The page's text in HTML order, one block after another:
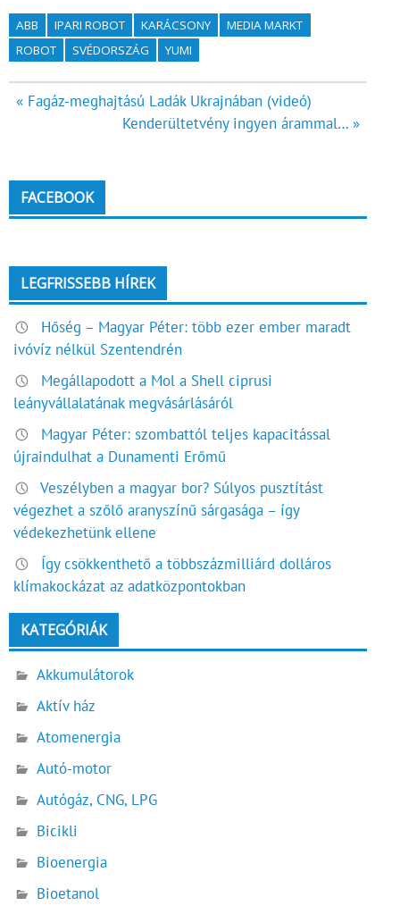
ABB IPARI ROBOT KARÁCSONY
MEDIA MARKT
ROBOT
SVÉDORSZÁG YUMI
Bejegyzés
« Fagáz-meghajtású Ladák Ukrajnában (videó)
Kenderültetvény ingyen árammal… »
FACEBOOK
LEGFRISSEBB HÍREK
Hőség – Magyar Péter: több ezer ember maradt
ivóvíz nélkül Szentendrén
Megállapodott a Mol a Shell ciprusi
leányvállalatának megvásárlásáról
Magyar Péter: szombattól teljes kapacitással
újraindulhat a Dunamenti Erőmű
Veszélyben a magyar bor? Súlyos pusztítást
végezhet a szőlő aranyszínű sárgasága – így
védekezhetünk ellene
Így csökkenthető a többszázmilliárd dolláros
klímakockázat az adatközpontokban
KATEGÓRIÁK
Akkumulátorok
Aktív ház
Atomenergia
Autó-motor
Autógáz, CNG, LPG
Bicikli
Bioenergia
Bioetanol